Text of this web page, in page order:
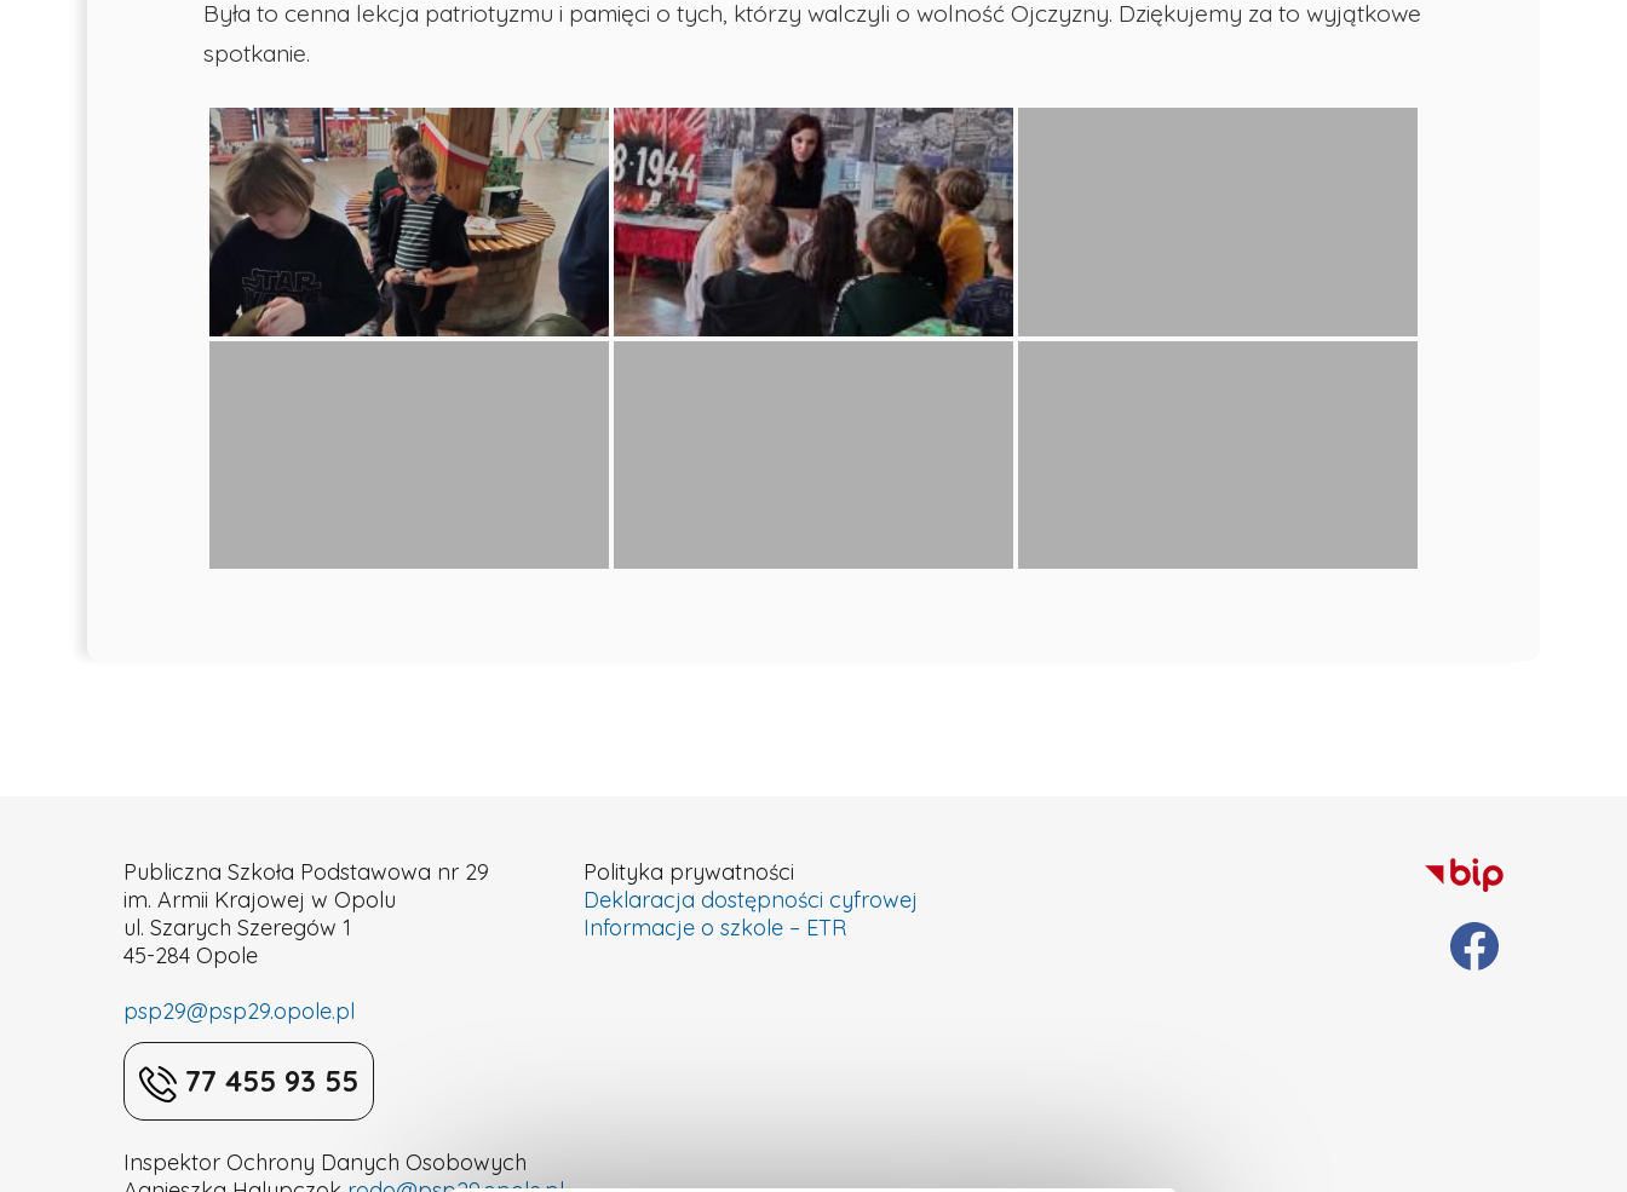
Była to cenna lekcja patriotyzmu i pamięci o tych, którzy walczyli o wolność Ojczyzny. Dziękujemy za to wyjątkowe
spotkanie.
Publiczna Szkoła Podstawowa nr 29
im. Armii Krajowej w Opolu
ul. Szarych Szeregów 1
45-284 Opole
psp29@psp29.opole.pl
77 455 93 55
Inspektor Ochrony Danych Osobowych
Polityka prywatności
Deklaracja dostępności cyfrowej
Informacje o szkole – ETR